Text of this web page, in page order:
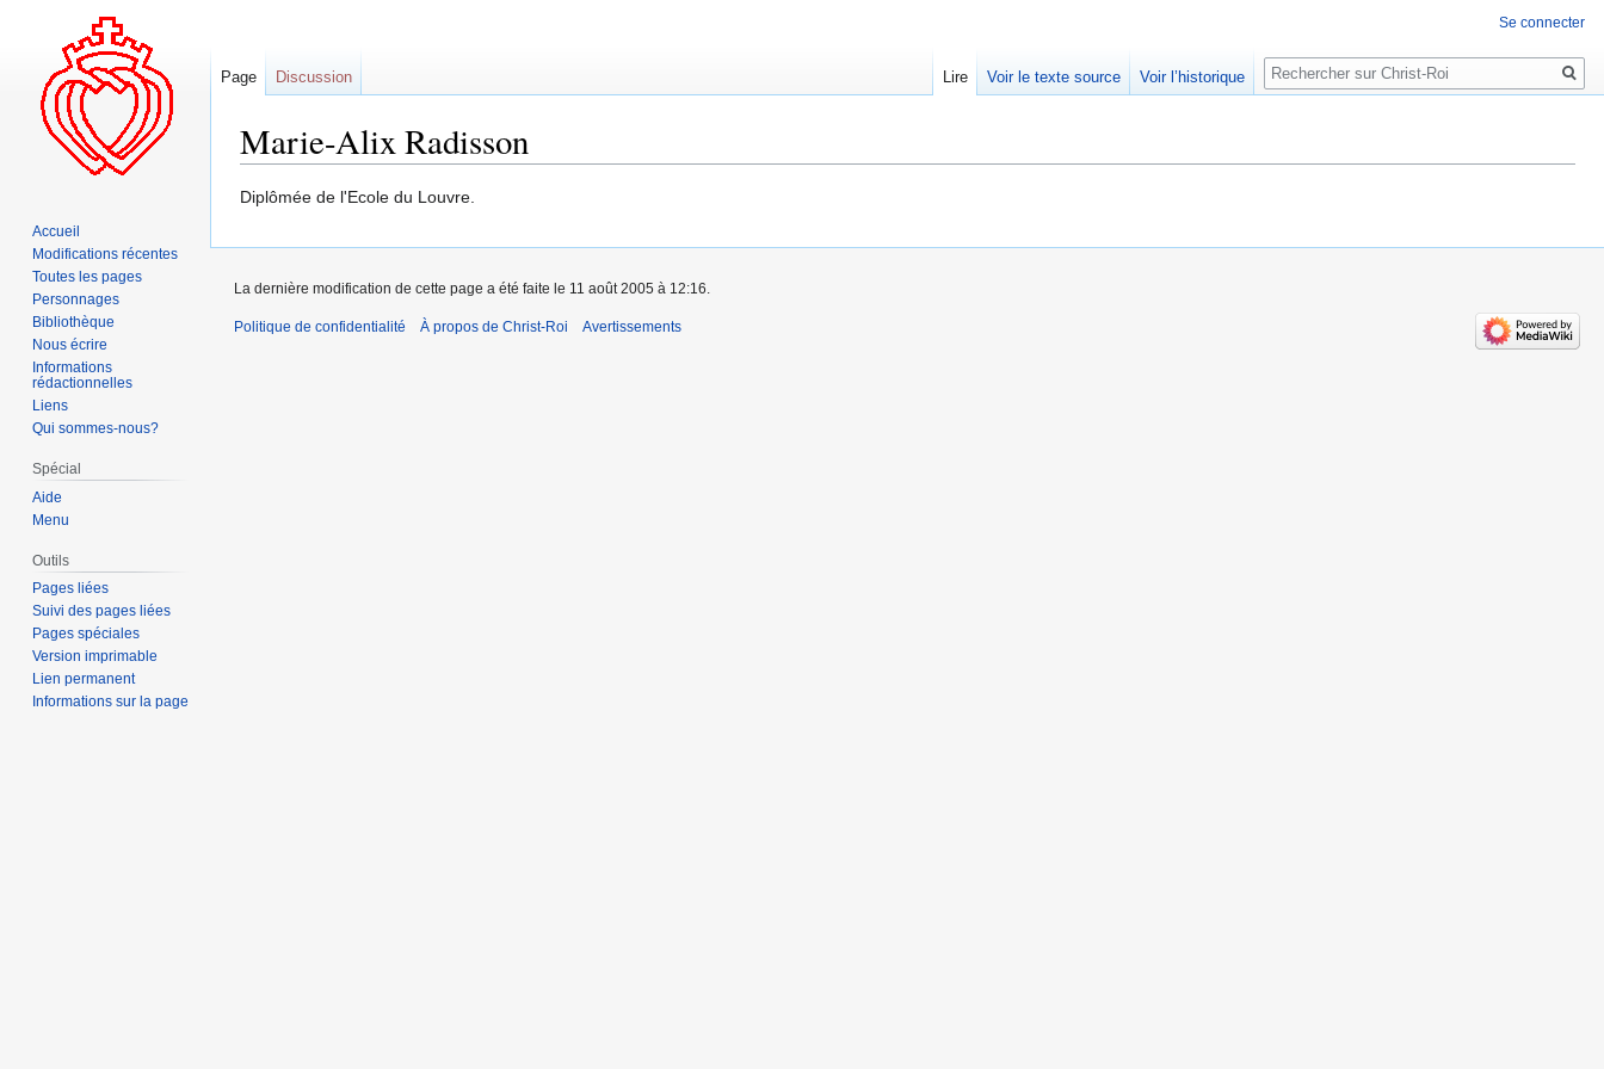
Marie-Alix Radisson
Aller
la
Aller
la
Diplômée de l'Ecole du Louvre.
Se connecter
Page Discussion Lire Voir le texte source Voir l’historique
Rechercher
Accueil
Modifications récentes
Toutes les pages
Personnages
Bibliothèque
Nous écrire
Informations
rédactionnelles
Liens
Qui sommes-nous?
Spécial
Aide
Menu
Outils
Pages liées
Suivi des pages liées
Pages spéciales
Version imprimable
Lien permanent
Informations sur la page
La dernière modification de cette page a été faite le 11 août 2005 à 12:16.
Politique de confidentialité À propos de Christ-Roi Avertissements